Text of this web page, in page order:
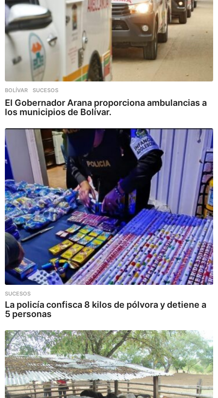
BOLÍVAR ,SUCESOS
El Gobernador Arana proporciona ambulancias a
los municipios de Bolívar.
SUCESOS
La policía confisca 8 kilos de pólvora y detiene a
5 personas